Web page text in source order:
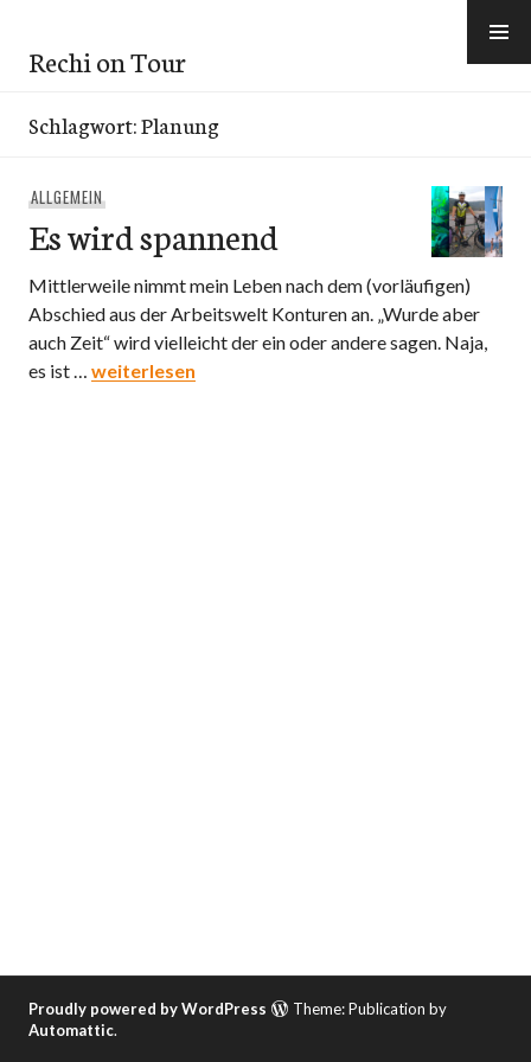
content
Rechi on Tour
Schlagwort:Planung
ALLGEMEIN
Es wird spannend
Mittlerweile nimmt mein Leben nach dem (vorläufigen)
Abschied aus der Arbeitswelt Konturen an. „Wurde aber
auch Zeit“ wird vielleicht der ein oder andere sagen. Naja,
es ist … weiterlesen
Proudly powered by WordPress
Theme: Publication by
Automattic.